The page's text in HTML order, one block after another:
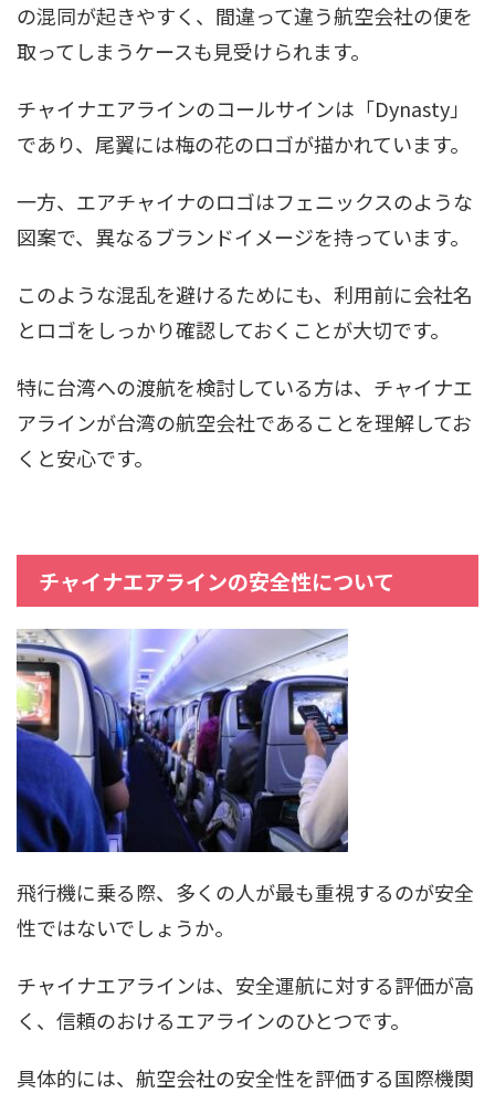
の混同が起きやすく、間違って違う航空会社の便を
取ってしまうケースも見受けられます。
チャイナエアラインのコールサインは「Dynasty」
であり、尾翼には梅の花のロゴが描かれています。
一方、エアチャイナのロゴはフェニックスのような
図案で、異なるブランドイメージを持っています。
このような混乱を避けるためにも、利用前に会社名
とロゴをしっかり確認しておくことが大切です。
特に台湾への渡航を検討している方は、チャイナエ
アラインが台湾の航空会社であることを理解してお
くと安心です。
チャイナエアラインの安全性について
飛行機に乗る際、多くの人が最も重視するのが安全
性ではないでしょうか。
チャイナエアラインは、安全運航に対する評価が高
く、信頼のおけるエアラインのひとつです。
具体的には、航空会社の安全性を評価する国際機関